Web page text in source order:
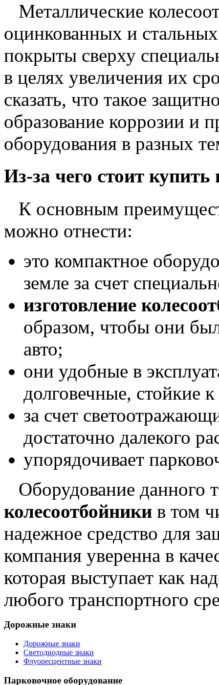
Металлические
оцинкованных и
покрыты сверху
в целях увеличения их
сказать, что такое
образование коррозии и
оборудования в разных
Из-за чего стоит купить
К основным
можно отнести:
это компактное
земле за счет
изготовление
образом, чтобы они
авто;
они удобные в
долговечные, стойкие
за счет
достаточно далекого
упорядочивает
Оборудование данного
колесоотбойники в том
надежное средство для
компания уверенна в
которая выступает как
любого транспортного
Дорожные знаки
Дорожные знаки
Светодиодные знаки
Флуоресцентные знаки
Парковочное оборудование